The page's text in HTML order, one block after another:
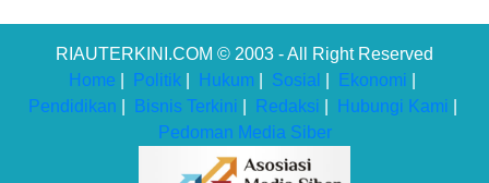
RIAUTERKINI.COM © 2003 - All Right Reserved
Home
Politik Hukum Sosial Ekonomi
Pendidikan
Bisnis Terkini Redaksi Hubungi Kami
Pedoman Media Siber